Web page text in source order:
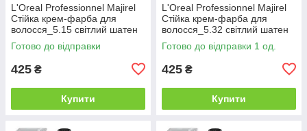
L'Oreal Professionnel Majirel
Стійка крем-фарба для
волосся_5.15 світлий шатен
попелястий махагоновий
50мл
Готово до відправки
425 ₴
Купити
L'Oreal Professionnel Majirel
Стійка крем-фарба для
волосся_5.32 світлий шатен
золотистий перламутровий
50мл
Готово до відправки 1 од.
425 ₴
Купити